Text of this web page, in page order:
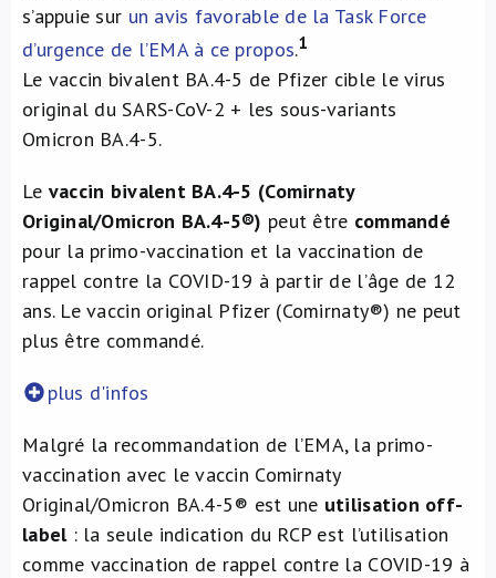
s’appuie sur un avis favorable de la Task Force
d’urgence de l’EMA à ce propos.1
Le vaccin bivalent BA.4-5 de Pfizer cible le virus
original du SARS-CoV-2 + les sous-variants
Omicron BA.4-5.
Le vaccin bivalent BA.4-5 (Comirnaty
Original/Omicron BA.4-5®) peut être commandé
pour la primo-vaccination et la vaccination de
rappel contre la COVID-19 à partir de l’âge de 12
ans. Le vaccin original Pfizer (Comirnaty®) ne peut
plus être commandé.
plus d'infos
Malgré la recommandation de l’EMA, la primo-
vaccination avec le vaccin Comirnaty
Original/Omicron BA.4-5® est une utilisation off-
label : la seule indication du RCP est l’utilisation
comme vaccination de rappel contre la COVID-19 à